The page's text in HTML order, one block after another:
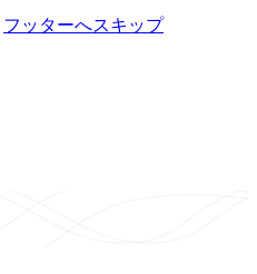
フッターへスキップ